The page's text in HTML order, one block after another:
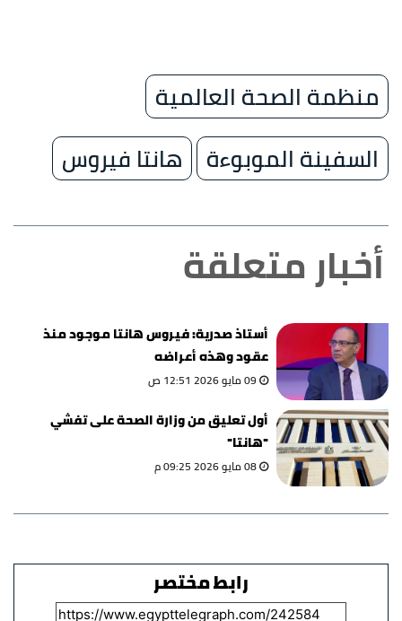
منظمة الصحة العالمية
السفينة الموبوءة
هانتا فيروس
أخبار متعلقة
أستاذ صدرية: فيروس هانتا موجود منذ
عقود وهذه أعراضه
09 مايو 2026 12:51 ص
أول تعليق من وزارة الصحة على تفشي
"هانتا"
08 مايو 2026 09:25 م
رابط مختصر